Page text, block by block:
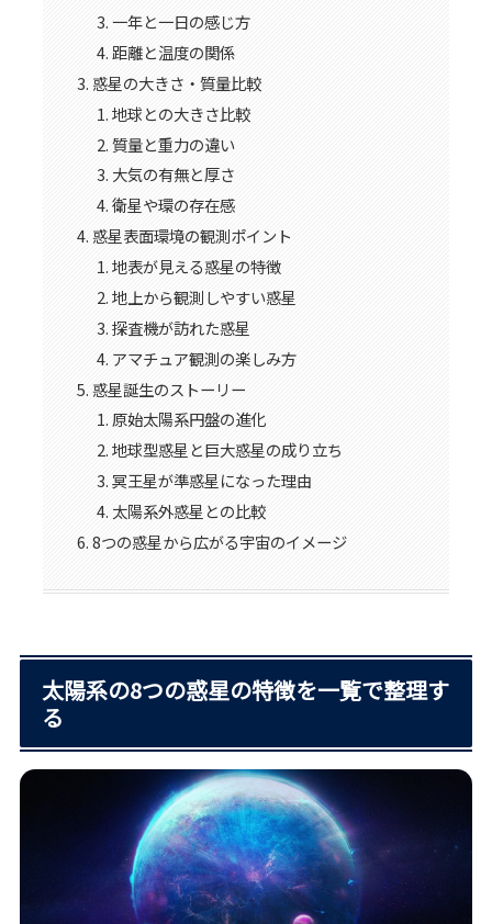
一年と一日の感じ方
距離と温度の関係
惑星の大きさ・質量比較
地球との大きさ比較
質量と重力の違い
大気の有無と厚さ
衛星や環の存在感
惑星表面環境の観測ポイント
地表が見える惑星の特徴
地上から観測しやすい惑星
探査機が訪れた惑星
アマチュア観測の楽しみ方
惑星誕生のストーリー
原始太陽系円盤の進化
地球型惑星と巨大惑星の成り立ち
冥王星が準惑星になった理由
太陽系外惑星との比較
8つの惑星から広がる宇宙のイメージ
太陽系の8つの惑星の特徴を一覧で整理す
る